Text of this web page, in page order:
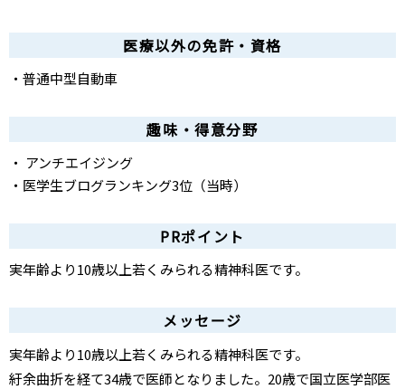
医療以外の免許・資格
・普通中型自動車
趣味・得意分野
・ アンチエイジング
・医学生ブログランキング3位（当時）
PRポイント
実年齢より10歳以上若くみられる精神科医です。
メッセージ
実年齢より10歳以上若くみられる精神科医です。
紆余曲折を経て34歳で医師となりました。20歳で国立医学部医